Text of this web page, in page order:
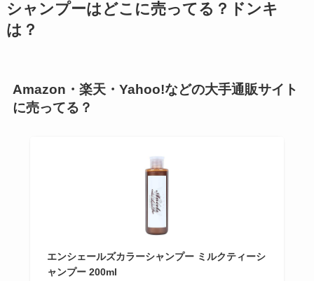
シャンプーはどこに売ってる？ドンキ
は？
Amazon・楽天・Yahoo!などの大手通販サイト
に売ってる？
エンシェールズカラーシャンプー ミルクティーシ
ャンプー 200ml